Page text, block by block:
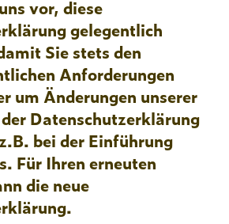
vor, diese
gelegentlich
Sie stets den
Anforderungen
um Änderungen unserer
Datenschutzerklärung
bei der Einführung
Für Ihren erneuten
die neue